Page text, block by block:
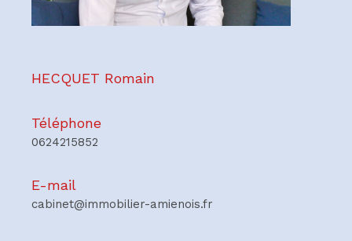
HECQUET Romain
Téléphone
0624215852
E-mail
cabinet@immobilier-amienois.fr